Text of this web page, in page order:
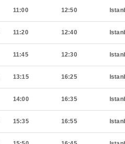
11:00 12:50
11:20 12:40
11:45 12:30
13:15 16:25
14:00 16:35
15:35 16:55